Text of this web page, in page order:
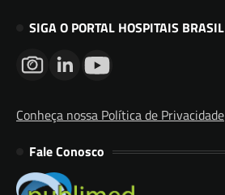
SIGA O PORTAL HOSPITAIS BRASIL
Conheça nossa Política de Privacidade
Fale Conosco